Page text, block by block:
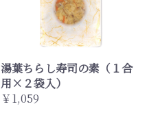
湯葉ちらし寿司の素（１合
用×２袋入）
￥1,059